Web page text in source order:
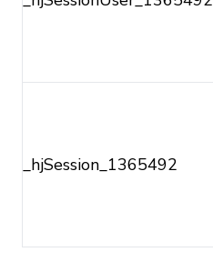
_hjSession_1365492